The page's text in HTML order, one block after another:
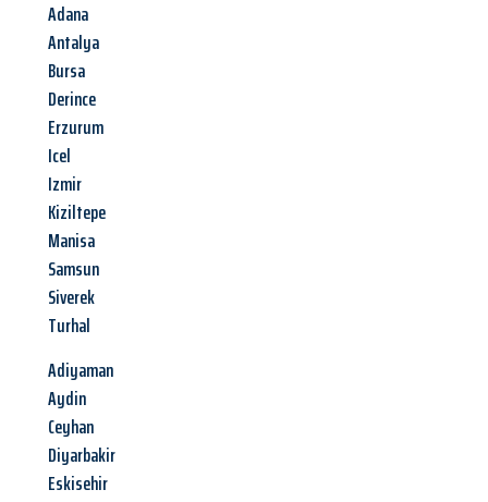
Adana
Antalya
Bursa
Derince
Erzurum
Icel
Izmir
Kiziltepe
Manisa
Samsun
Siverek
Turhal
Adiyaman
Aydin
Ceyhan
Diyarbakir
Eskisehir